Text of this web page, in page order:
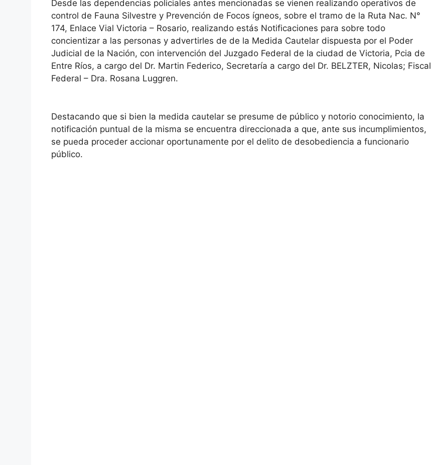
Desde las dependencias policiales antes mencionadas se vienen realizando operativos de
control de Fauna Silvestre y Prevención de Focos ígneos, sobre el tramo de la Ruta Nac. N°
174, Enlace Vial Victoria – Rosario, realizando estás Notificaciones para sobre todo
concientizar a las personas y advertirles de de la Medida Cautelar dispuesta por el Poder
Judicial de la Nación, con intervención del Juzgado Federal de la ciudad de Victoria, Pcia de
Entre Ríos, a cargo del Dr. Martin Federico, Secretaría a cargo del Dr. BELZTER, Nicolas; Fiscal
Federal – Dra. Rosana Luggren.
Destacando que si bien la medida cautelar se presume de público y notorio conocimiento, la
notificación puntual de la misma se encuentra direccionada a que, ante sus incumplimientos,
se pueda proceder accionar oportunamente por el delito de desobediencia a funcionario
público.